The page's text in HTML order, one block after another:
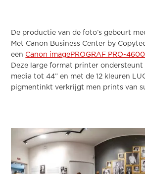
De productie van de foto’s gebeurt
Met Canon Business Center by
een Canon imagePROGRAF PRO-4600
Deze large format printer ondersteunt
media tot 44” en met de 12 kleuren
pigmentinkt verkrijgt men prints van